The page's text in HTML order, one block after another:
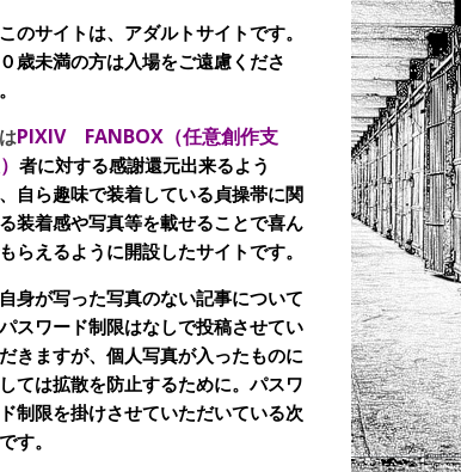
のサイトは、アダルトサイトです。
歳未満の方は入場をご遠慮くださ
PIXIV FANBOX（任意創作支
者に対する感謝還元出来るよう
自ら趣味で装着している貞操帯に関
装着感や写真等を載せることで喜ん
らえるように開設したサイトです。
身が写った写真のない記事について
スワード制限はなしで投稿させてい
きますが、個人写真が入ったものに
ては拡散を防止するために。パスワ
制限を掛けさせていただいている次
す。